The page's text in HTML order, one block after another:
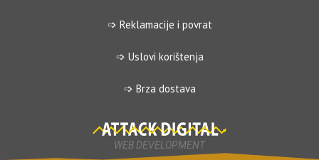
➩ Reklamacije i povrat
➩ Uslovi korištenja
➩ Brza dostava
WEB DEVELOPMENT